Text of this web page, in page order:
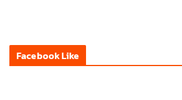
Facebook Like